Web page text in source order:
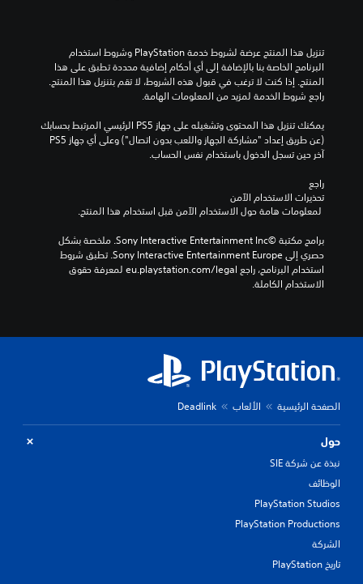
راجع شروط الخدمة لمزيد من المعلومات الهامة.
آخر حين تسجل الدخول باستخدام نفس الحساب.
راجع
تحذيرات الاستخدام الآمن
الاستخدام الكاملة.
الصفحة الرئيسية الألعاب Deadlink
حول
نبذة عن شركة SIE
الوظائف
PlayStation Studios
PlayStation Productions
الشركة
تاريخ PlayStation